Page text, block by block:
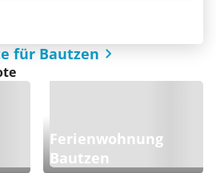
für Bautzen
Ferienwohnung
Bautzen